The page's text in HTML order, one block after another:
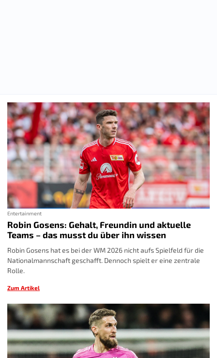
Entertainment
Robin Gosens: Gehalt, Freundin und aktuelle
Teams – das musst du über ihn wissen
Robin Gosens hat es bei der WM 2026 nicht aufs Spielfeld für die
Nationalmannschaft geschafft. Dennoch spielt er eine zentrale
Rolle.
Zum Artikel